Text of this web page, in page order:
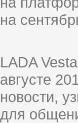
на
LADA
августе
новости,
для